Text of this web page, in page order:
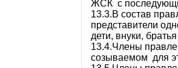
ЖСК с
13.3.В состав
представители
дети, внуки,
13.4.Члены
созываемом для